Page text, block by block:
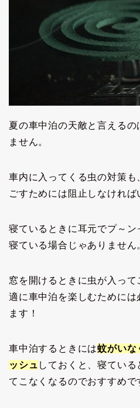
夏の車中泊の天敵と言えるの
ません。
車内に入ってくる虫の対策も
ごすためには阻止しなければ
寝ているときに耳元でプ～ン
寝ている場合じゃありません
窓を開けるときに虫が入っ
適に車中泊を楽しむために
ます！
車中泊するときには蚊がいな
ッシュ しておくと、寝てい
てこなくなるのでおすすめで